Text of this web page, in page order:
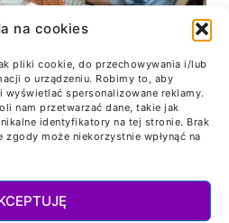
na cookies
pliki cookie, do przechowywania i/lub
o urządzeniu. Robimy to, aby
spersonalizowane reklamy.
nam przetwarzać dane, takie jak
identyfikatory na tej stronie. Brak
może niekorzystnie wpłynąć na